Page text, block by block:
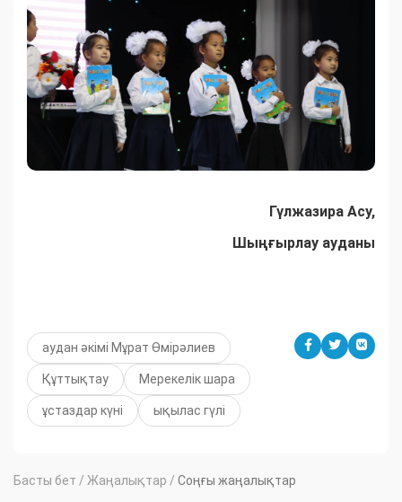
Гүлжазира Асу,
Шыңғырлау ауданы
аудан әкімі Мұрат Өмірәлиев
Құттықтау Мерекелік шара
ұстаздар күні ықылас гүлі
Басты бет / Жаңалықтар / Соңғы жаңалықтар